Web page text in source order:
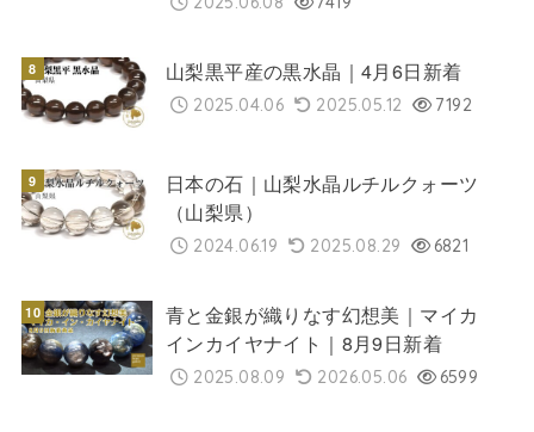
山梨黒平産の黒水晶｜4月6日新着
2025.04.06 2025.05.12 7192
日本の石｜山梨水晶ルチルクォーツ
（山梨県）
2024.06.19 2025.08.29 6821
青と金銀が織りなす幻想美｜マイカ
インカイヤナイト｜8月9日新着
2025.08.09 2026.05.06 6599